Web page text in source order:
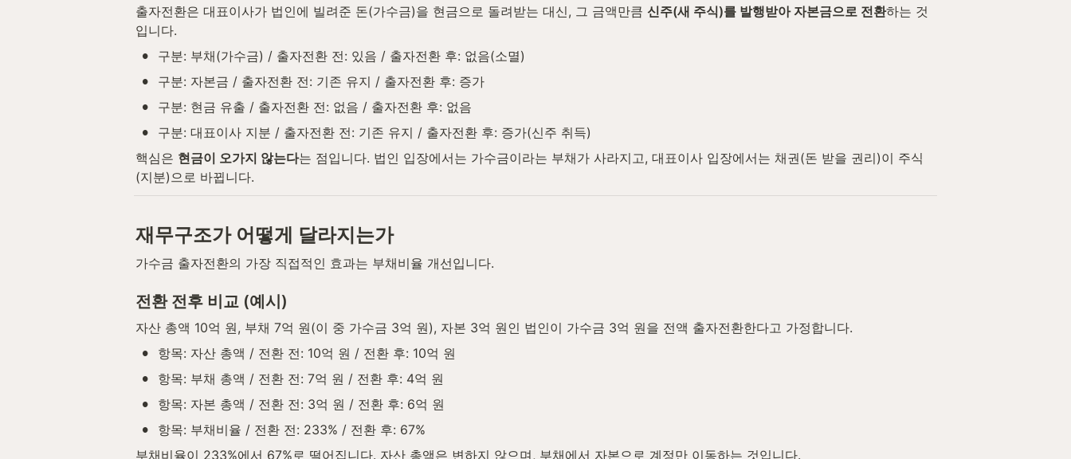
출자전환은 대표이사가 법인에 빌려준 돈(가수금)을 현금으로 돌려받는 대신, 그 금액만큼 신주(새 주식)를 발행받아 자본금으로 전환하는 것
입니다.
• 구분: 부채(가수금) / 출자전환 전: 있음 / 출자전환 후: 없음(소멸)
• 구분: 자본금 / 출자전환 전: 기존 유지 / 출자전환 후: 증가
• 구분: 현금 유출 / 출자전환 전: 없음 / 출자전환 후: 없음
•
구분: 대표이사 지분 / 출자전환 전: 기존 유지 / 출자전환 후: 증가(신주 취득)
핵심은 현금이 오가지 않는다는 점입니다. 법인 입장에서는 가수금이라는 부채가 사라지고, 대표이사 입장에서는 채권(돈 받을 권리)이 주식
(지분)으로 바뀝니다.
재무구조가 어떻게 달라지는가
가수금 출자전환의 가장 직접적인 효과는 부채비율 개선입니다.
전환 전후 비교 (예시)
자산 총액 10억 원, 부채 7억 원(이 중 가수금 3억 원), 자본 3억 원인 법인이 가수금 3억 원을 전액 출자전환한다고 가정합니다.
• 항목: 자산 총액 / 전환 전: 10억 원 / 전환 후: 10억 원
• 항목: 부채 총액 / 전환 전: 7억 원 / 전환 후: 4억 원
• 항목: 자본 총액 / 전환 전: 3억 원 / 전환 후: 6억 원
•
항목: 부채비율 / 전환 전: 233% / 전환 후: 67%
부채비율이 233%에서 67%로 떨어집니다. 자산 총액은 변하지 않으며, 부채에서 자본으로 계정만 이동하는 것입니다.